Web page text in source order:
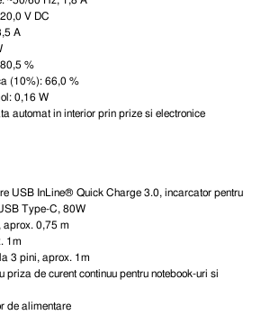
V DC
A
%
(10%): 66,0 %
0,16 W
automat in interior prin prize si electronice
USB InLine® Quick Charge 3.0, incarcator pentru
Type-C, 80W
aprox. 0,75 m
1m
3 pini, aprox. 1m
priza de curent continuu pentru notebook-uri si
de alimentare